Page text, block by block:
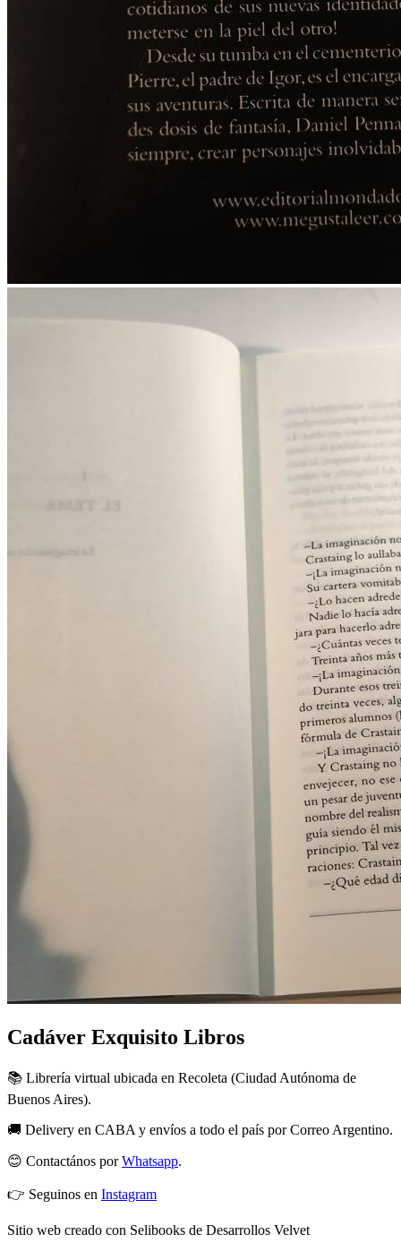
Cadáver Exquisito Libros
📚 Librería virtual ubicada en Recoleta (Ciudad Autónoma de
Buenos Aires).
🚚 Delivery en CABA y envíos a todo el país por Correo Argentino.
😊 Contactános porWhatsapp.
👉 Seguinos en Instagram
Sitio web creado con Selibooks de Desarrollos Velvet